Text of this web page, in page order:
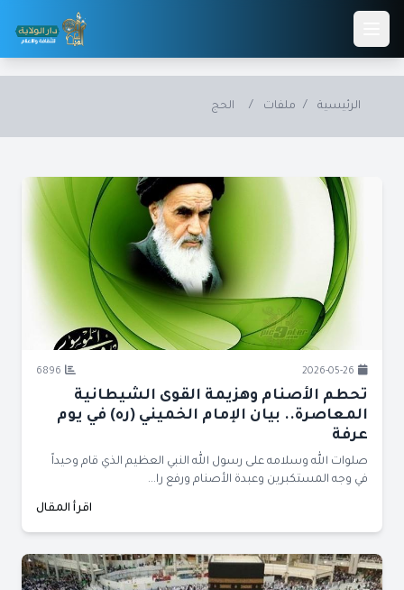
Skip to main content
الرئيسية / ملفات / الحج
2026-05-26
6896
تحطم الأصنام وهزيمة القوى الشيطانية
المعاصرة.. بيان الإمام الخميني (ره) في يوم
عرفة
صلوات الله وسلامه على رسول الله النبي العظيم الذي قام وحيداً
في وجه المستكبرين وعبدة الأصنام ورفع را...
اقرأ المقال